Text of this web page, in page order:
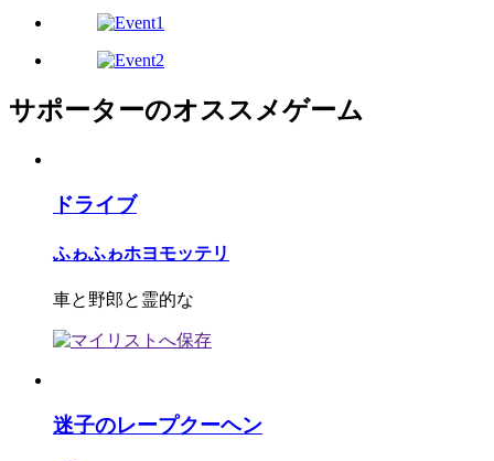
サポーターのオススメゲーム
ドライブ
ふゎふゎホヨモッテリ
車と野郎と霊的な
迷子のレープクーヘン